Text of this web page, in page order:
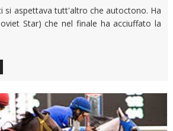
si aspettava tutt'altro che autoctono. Ha
Star) che nel finale ha acciuffato la